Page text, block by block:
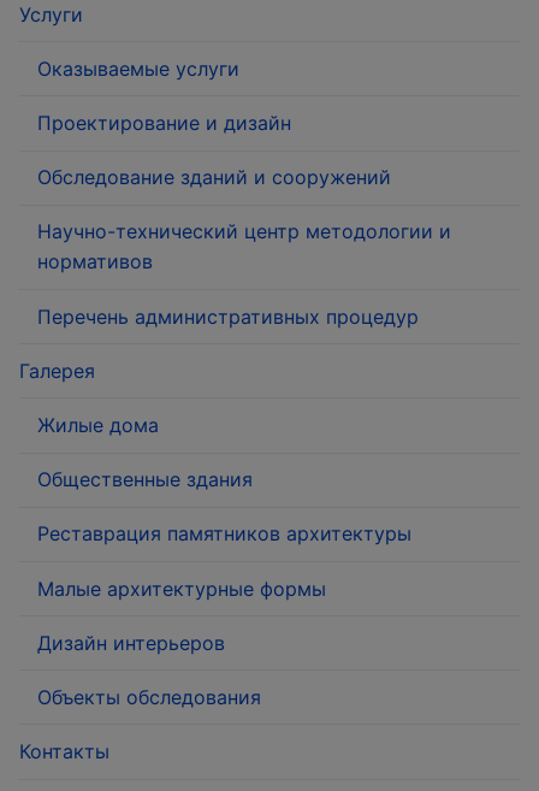
Услуги
Оказываемые услуги
Проектирование и дизайн
Обследование зданий и сооружений
Научно-технический центр методологии и
нормативов
Перечень административных процедур
Галерея
Жилые дома
Общественные здания
Реставрация памятников архитектуры
Малые архитектурные формы
Дизайн интерьеров
Объекты обследования
Контакты